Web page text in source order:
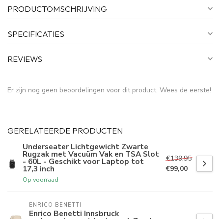
PRODUCTOMSCHRIJVING
SPECIFICATIES
REVIEWS
Er zijn nog geen beoordelingen voor dit product. Wees de eerste!
GERELATEERDE PRODUCTEN
Underseater Lichtgewicht Zwarte
Rugzak met Vacuüm Vak en TSA Slot
- 60L - Geschikt voor Laptop tot
17,3 inch
Op voorraad
€139,95
€99,00
ENRICO BENETTI
Enrico Benetti Innsbruck